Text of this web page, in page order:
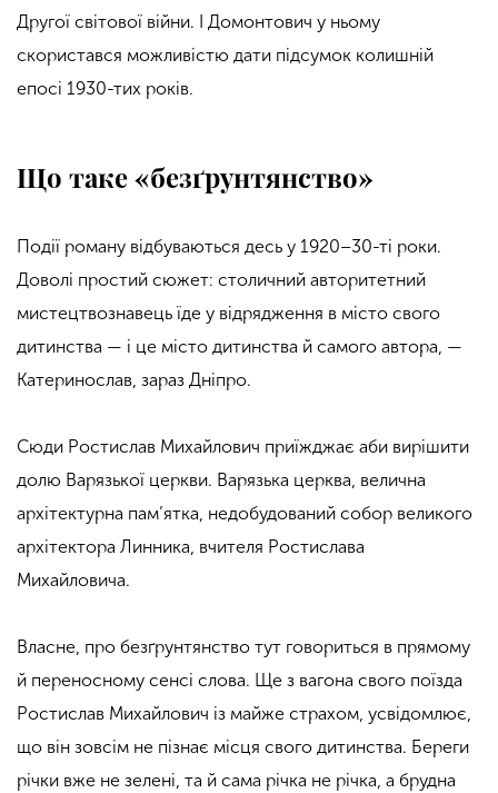
Другої світової війни. І Домонтович у ньому
скористався можливістю дати підсумок колишній
епосі 1930-тих років.
Що таке «безґрунтянство»
Події роману відбуваються десь у 1920–30-ті роки.
Доволі простий сюжет: столичний авторитетний
мистецтвознавець їде у відрядження в місто свого
дитинства — і це місто дитинства й самого автора, —
Катеринослав, зараз Дніпро.
Сюди Ростислав Михайлович приїжджає аби вирішити
долю Варязької церкви. Варязька церква, велична
архітектурна пам’ятка, недобудований собор великого
архітектора Линника, вчителя Ростислава
Михайловича.
Власне, про безґрунтянство тут говориться в прямому
й переносному сенсі слова. Ще з вагона свого поїзда
Ростислав Михайлович із майже страхом, усвідомлює,
що він зовсім не пізнає місця свого дитинства. Береги
річки вже не зелені, та й сама річка не річка, а брудна